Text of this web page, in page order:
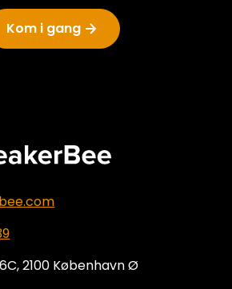
Kom i gang
2100 København Ø